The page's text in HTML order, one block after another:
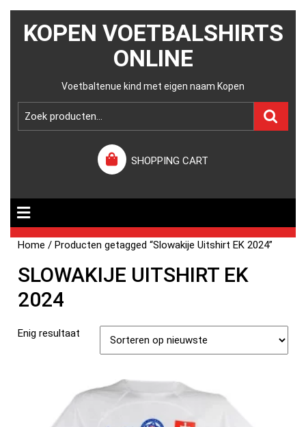
KOPEN VOETBALSHIRTS
ONLINE
Voetbaltenue kind met eigen naam Kopen
SHOPPING CART
Home / Producten getagged “Slowakije Uitshirt EK 2024”
SLOWAKIJE UITSHIRT EK
2024
Enig resultaat